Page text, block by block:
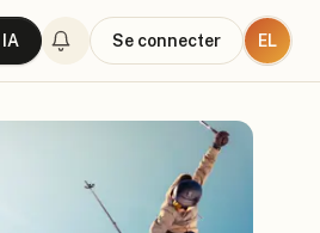
Se connecter EL